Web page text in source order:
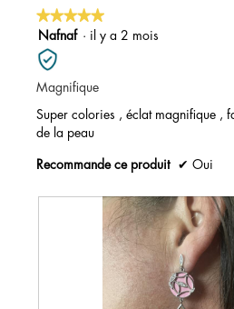
★★★★★
★★★★★
5
sur
5
étoiles.
Nafnaf · il y a 2 mois
Magnifique
Super colories , éclat magnifique ,
de la peau
Recommande ce produit ✔ Oui